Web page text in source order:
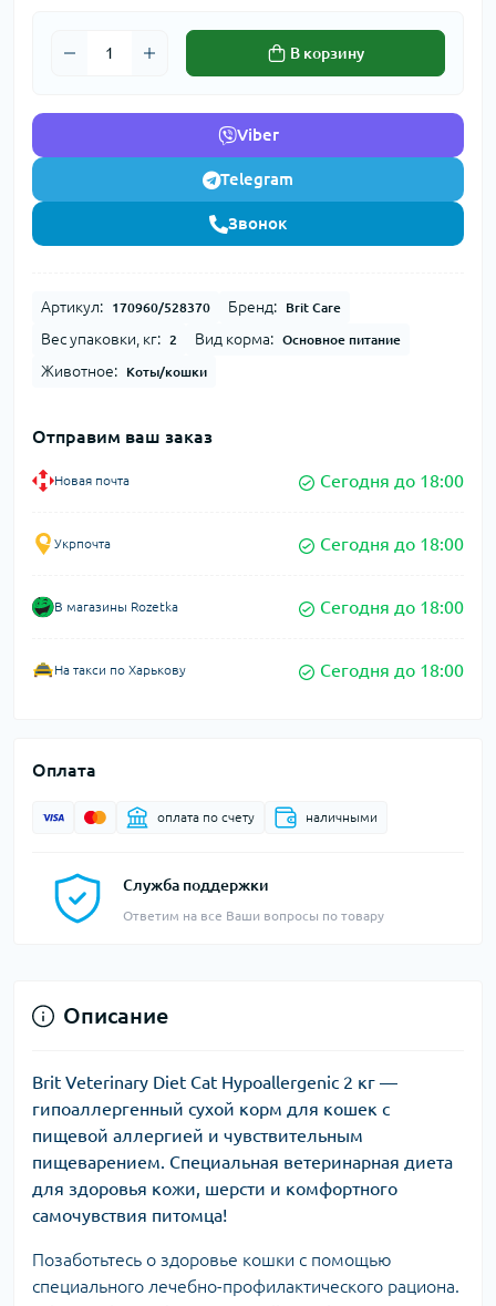
В корзину
Viber
Telegram
Звонок
Артикул: 170960/528370 Бренд: Brit Care
Вес упаковки, кг: 2 Вид корма: Основное питание
Животное: Коты/кошки
Отправим ваш заказ
Новая почта Сегодня до 18:00
Укрпочта Сегодня до 18:00
В магазины Rozetka Сегодня до 18:00
На такси по Харькову Сегодня до 18:00
Оплата
оплата по счету наличными
Служба поддержки
Ответим на все Ваши вопросы по товару
Описание
Brit Veterinary Diet Cat Hypoallergenic 2 кг —
гипоаллергенный сухой корм для кошек с
пищевой аллергией и чувствительным
пищеварением. Специальная ветеринарная диета
для здоровья кожи, шерсти и комфортного
самочувствия питомца!
Позаботьтесь о здоровье кошки с помощью
специального лечебно-профилактического рациона.